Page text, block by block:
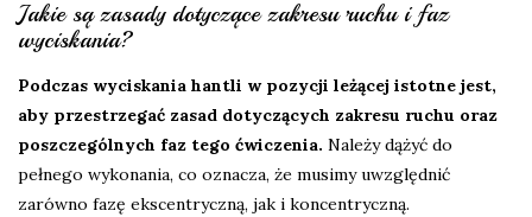
Jakie są zasady dotyczące zakresu ruchu i faz
wyciskania?
Podczas wyciskania hantli w pozycji leżącej istotne jest,
aby przestrzegać zasad dotyczących zakresu ruchu oraz
poszczególnych faz tego ćwiczenia. Należy dążyć do
pełnego wykonania, co oznacza, że musimy uwzględnić
zarówno fazę ekscentryczną, jak i koncentryczną.